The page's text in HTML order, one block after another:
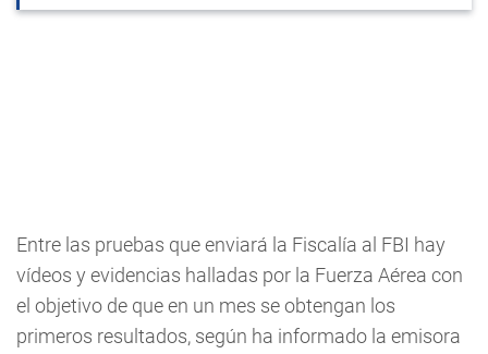
Entre las pruebas que enviará la Fiscalía al FBI hay
vídeos y evidencias halladas por la Fuerza Aérea con
el objetivo de que en un mes se obtengan los
primeros resultados, según ha informado la emisora